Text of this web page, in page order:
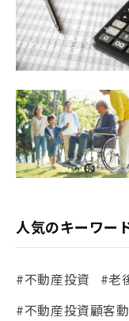
人気のキーワー
#不動産投資 #老
#不動産投資顧客